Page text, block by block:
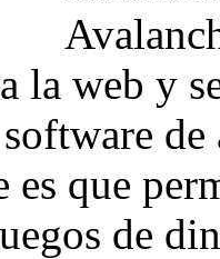
la web y
de
es que
de